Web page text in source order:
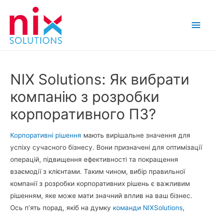
Main
NIX Solutions: Як вибрати
компанію з розробки
корпоративного ПЗ?
Корпоративні рішення мають вирішальне значення для
успіху сучасного бізнесу. Вони призначені для оптимізації
операцій, підвищення ефективності та покращення
взаємодії з клієнтами. Таким чином, вибір правильної
компанії з розробки корпоративних рішень є важливим
рішенням, яке може мати значний вплив на ваш бізнес.
Ось п’ять порад, якіб на думку команди NIXSolutions,